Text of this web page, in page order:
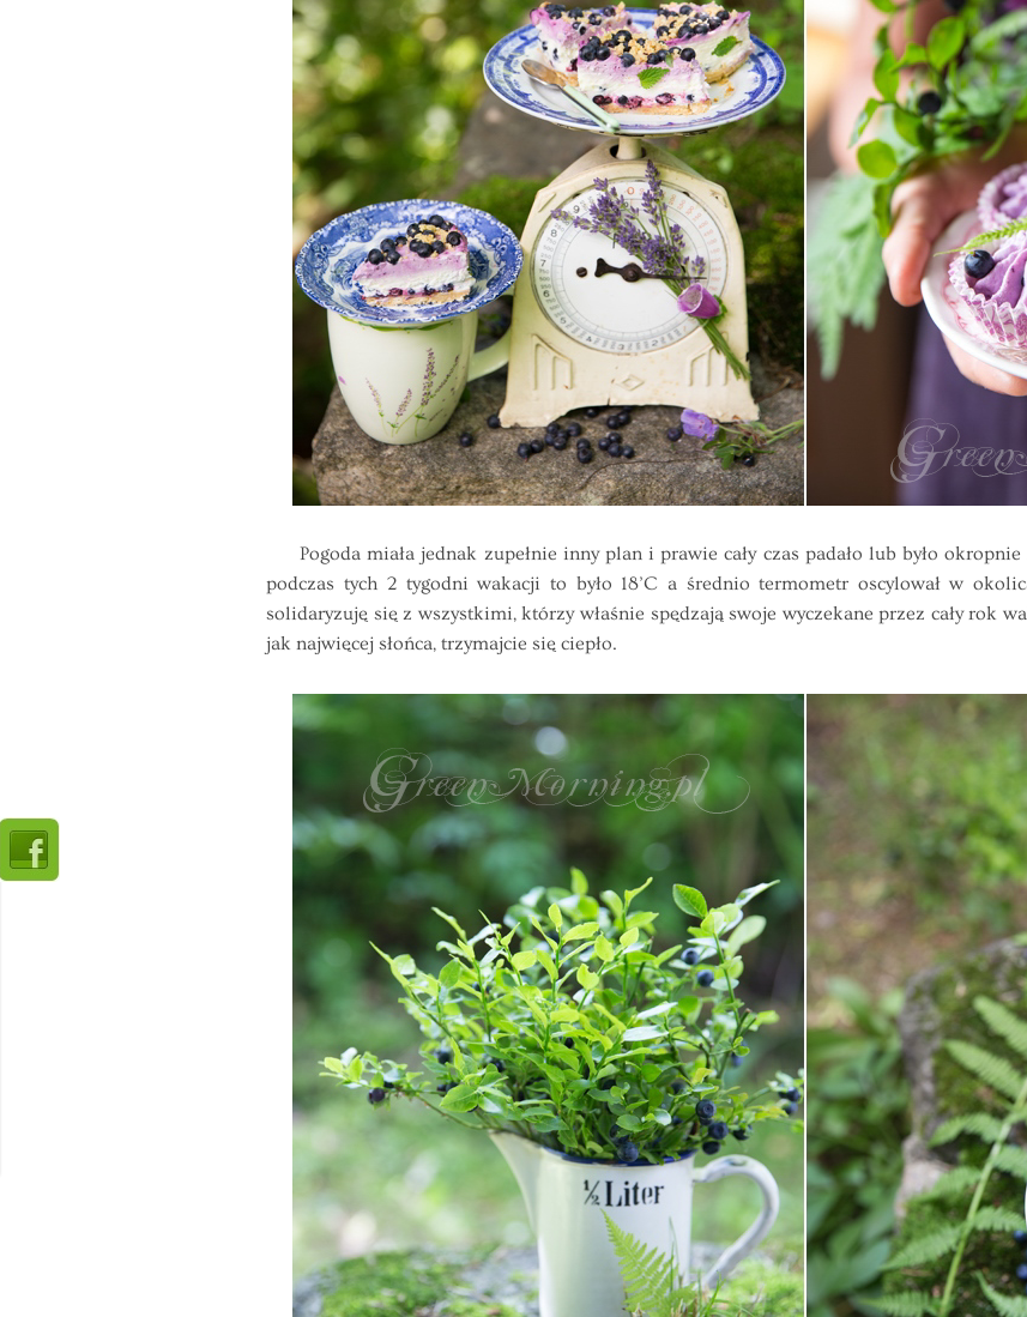
Pogoda miała jednak zupełnie inny plan i prawie cały czas padało lub było
podczas tych 2 tygodni wakacji to było 18’C a średnio termometr oscylował w
solidaryzuję się z wszystkimi, którzy właśnie spędzają swoje wyczekane przez cały rok
jak najwięcej słońca, trzymajcie się ciepło.